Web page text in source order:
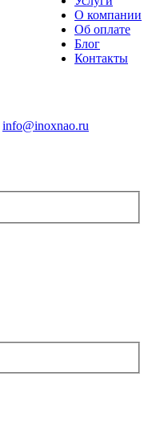
О компании
Об оплате
Блог
Контакты
info@inoxnao.ru